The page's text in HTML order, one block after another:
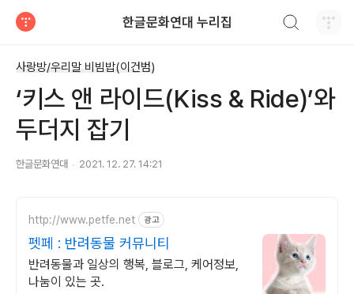
한글문화연대 누리집
사랑방/우리말 비빔밥(이건범)
‘키스 앤 라이드(Kiss & Ride)’와
두더지 잡기
한글문화연대 2021. 12. 27. 14:21
http://www.petfe.net 광고
펫페 : 반려동물 커뮤니티
반려동물과 일상의 행복, 블로그, 케어정보,
나눔이 있는 곳.